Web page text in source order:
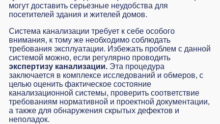
могут доставить серьезные неудобства для
посетителей здания и жителей домов.
Система канализации требует к себе особого
внимания, к тому же необходимо соблюдать
требования эксплуатации. Избежать проблем с данной
системой можно, если регулярно проводить
экспертизу канализации.Эта процедура
заключается в комплексе исследований и обмеров, с
целью оценить фактическое состояние
канализационной системы, проверить соответствие
требованиям нормативной и проектной документации,
а также для обнаружения скрытых дефектов и
неполадок.